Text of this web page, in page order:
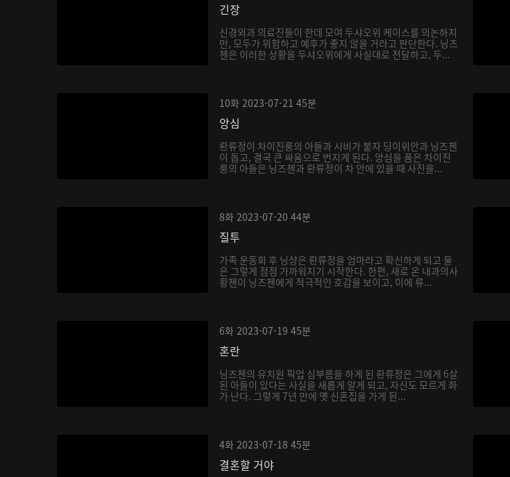
긴장
신경외과 의료진들이 한데 모여 두샤오위 케이스를 의논하지
만, 모두가 위험하고 예후가 좋지 않을 거라고 판단한다. 닝즈
첸은 이러한 상황을 두샤오위에게 사실대로 전달하고, 두...
10화 2023-07-21 45분
앙심
롼류정이 차이진룽의 아들과 시비가 붙자 딩이위안과 닝즈첸
이 돕고, 결국 큰 싸움으로 번지게 된다. 앙심을 품은 차이진
룽의 아들은 닝즈첸과 롼류정이 차 안에 있을 때 사진을...
8화 2023-07-20 44분
질투
가족 운동회 후 닝샹은 롼류정을 엄마라고 확신하게 되고 둘
은 그렇게 점점 가까워지기 시작한다. 한편, 새로 온 내과의사
황첸이 닝즈첸에게 적극적인 호감을 보이고, 이에 류...
6화 2023-07-19 45분
혼란
닝즈첸의 유치원 픽업 심부름을 하게 된 롼류정은 그에게 6살
된 아들이 있다는 사실을 새롭게 알게 되고, 자신도 모르게 화
가 난다. 그렇게 7년 만에 옛 신혼집을 가게 된...
4화 2023-07-18 45분
결혼할 거야